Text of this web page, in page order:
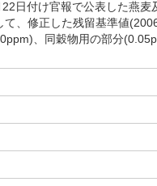
日付け官報で公表した燕麦
、修正した残留基準値
、同穀物用の部分